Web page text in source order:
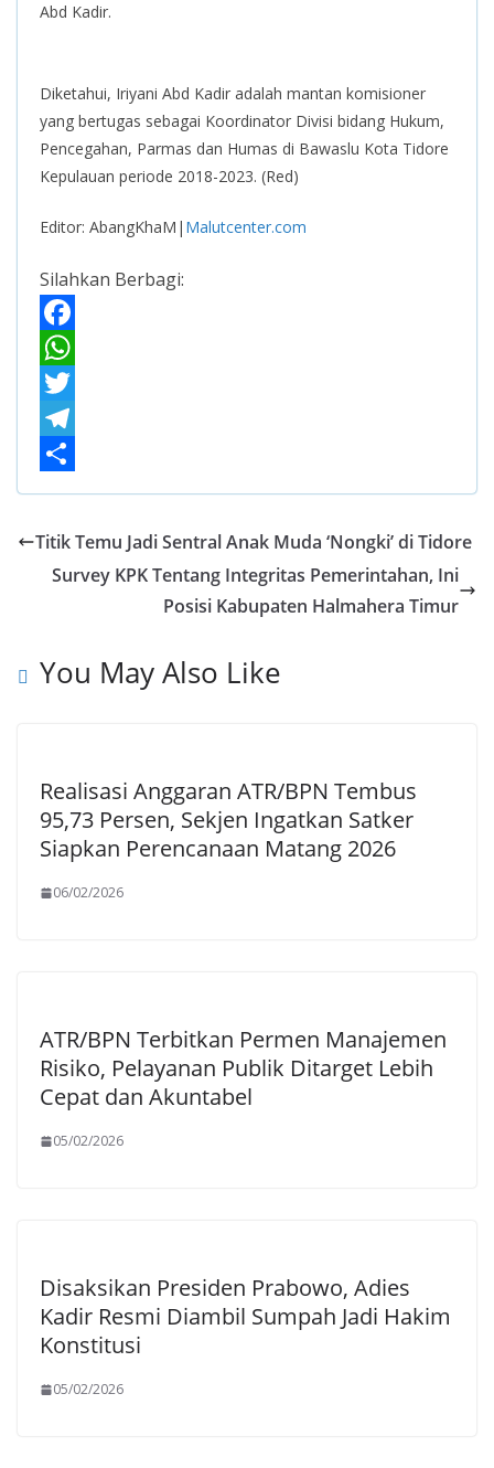
Abd Kadir.
Diketahui, Iriyani Abd Kadir adalah mantan komisioner
yang bertugas sebagai Koordinator Divisi bidang Hukum,
Pencegahan, Parmas dan Humas di Bawaslu Kota Tidore
Kepulauan periode 2018-2023. (Red)
Editor: AbangKhaM| Malutcenter.com
Silahkan Berbagi:
F
a
c
e
b
W
h
a
t
T
w
i
T
e
a
S
Titik Temu Jadi Sentral Anak Muda ‘Nongki’ di Tidore
Survey KPK Tentang Integritas Pemerintahan, Ini
Posisi Kabupaten Halmahera Timur
You May Also Like
Realisasi Anggaran ATR/BPN Tembus
95,73 Persen, Sekjen Ingatkan Satker
Siapkan Perencanaan Matang 2026
06/02/2026
ATR/BPN Terbitkan Permen Manajemen
Risiko, Pelayanan Publik Ditarget Lebih
Cepat dan Akuntabel
05/02/2026
Disaksikan Presiden Prabowo, Adies
Kadir Resmi Diambil Sumpah Jadi Hakim
Konstitusi
05/02/2026